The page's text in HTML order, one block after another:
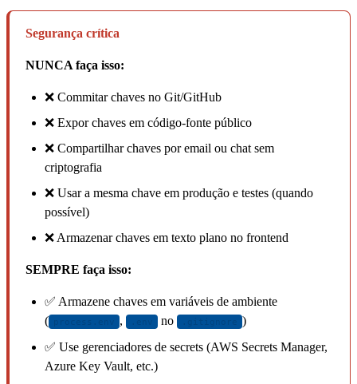
Segurança crítica
NUNCA faça isso:
❌ Commitar chaves no Git/GitHub
❌ Expor chaves em código-fonte público
❌ Compartilhar chaves por email ou chat sem
criptografia
❌ Usar a mesma chave em produção e testes (quando
possível)
❌ Armazenar chaves em texto plano no frontend
SEMPRE faça isso:
✅ Armazene chaves em variáveis de ambiente
(
, no
)
✅ Use gerenciadores de secrets (AWS Secrets Manager,
Azure Key Vault, etc.)